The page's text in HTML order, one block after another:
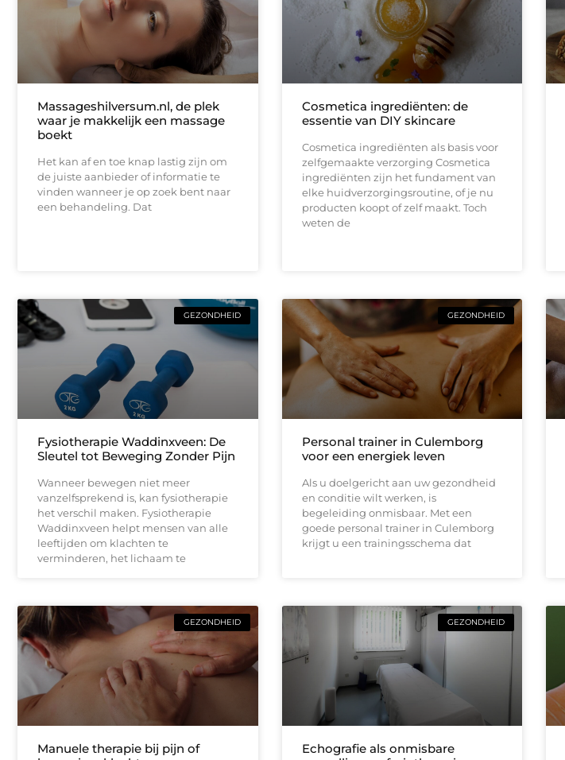
Massageshilversum.nl, de plek
waar je makkelijk een massage
boekt
Het kan af en toe knap lastig zijn om
de juiste aanbieder of informatie te
vinden wanneer je op zoek bent naar
een behandeling. Dat
Cosmetica ingrediënten: de
essentie van DIY skincare
Cosmetica ingrediënten als basis voor
zelfgemaakte verzorging Cosmetica
ingrediënten zijn het fundament van
elke huidverzorgingsroutine, of je nu
producten koopt of zelf maakt. Toch
weten de
GEZONDHEID
Fysiotherapie Waddinxveen: De
Sleutel tot Beweging Zonder Pijn
Wanneer bewegen niet meer
vanzelfsprekend is, kan fysiotherapie
het verschil maken. Fysiotherapie
Waddinxveen helpt mensen van alle
leeftijden om klachten te
verminderen, het lichaam te
GEZONDHEID
Personal trainer in Culemborg
voor een energiek leven
Als u doelgericht aan uw gezondheid
en conditie wilt werken, is
begeleiding onmisbaar. Met een
goede personal trainer in Culemborg
krijgt u een trainingsschema dat
GEZONDHEID
Manuele therapie bij pijn of
GEZONDHEID
Echografie als onmisbare